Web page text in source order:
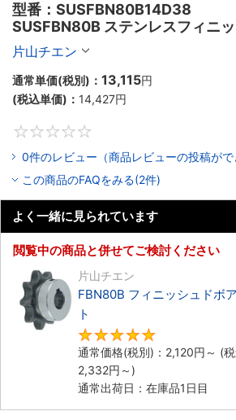
型番：SUSFBN80B14D38
SUSFBN80B ステンレスフィニ
ロケット
片山チエン
通常単価(税別)： 13,115円
(税込単価)： 14,427円
0件のレビュー（商品レビューの投稿がで
この商品のFAQをみる(2件)
よく一緒に見られています
閲覧中の商品と併せてご検討ください
片山チエン
FBN80B フィニッシュドボ
ト
通常価格(税別)： 2,120円 ～ (
2,332円 ～)
通常出荷日：在庫品1日目